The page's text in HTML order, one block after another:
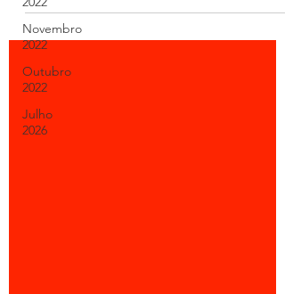
Novembro
2022
Outubro
2022
Julho
2026